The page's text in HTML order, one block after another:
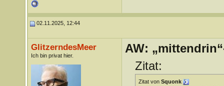
02.11.2025, 12:44
GlitzerndesMeer
Ich bin privat hier.
AW:
Zitat:
Zitat von Squonk